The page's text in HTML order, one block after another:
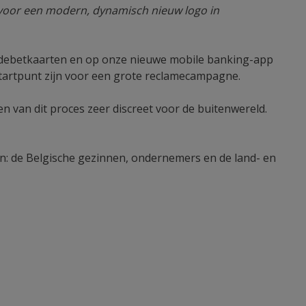
een modern, dynamisch nieuw logo in
en op onze nieuwe mobile banking-app
zijn voor een grote reclamecampagne.
van dit proces zeer discreet voor de buitenwereld.
de Belgische gezinnen, ondernemers en de land- en